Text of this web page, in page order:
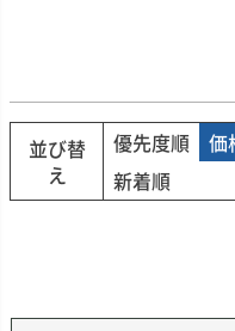
並び替
え
優先度順 価
新着順